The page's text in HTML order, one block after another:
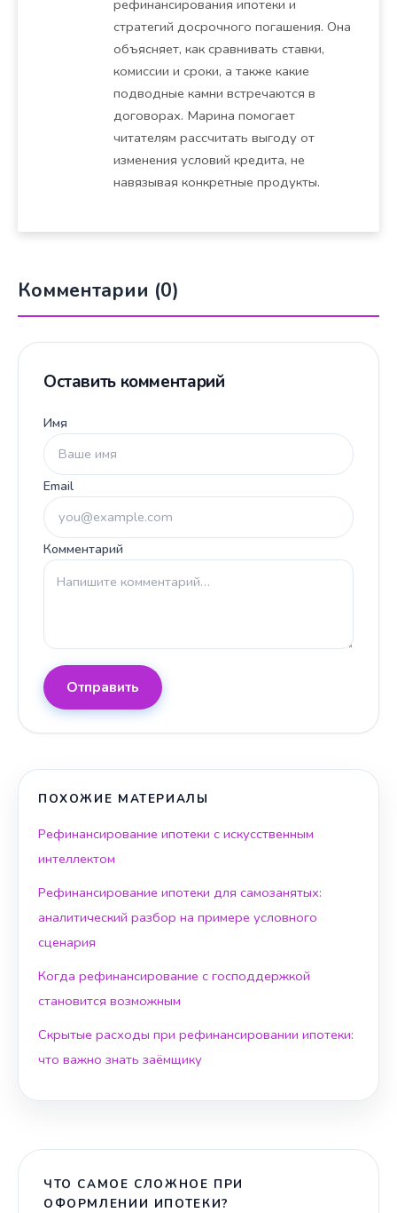
рефинансирования ипотеки и
стратегий досрочного погашения. Она
объясняет, как сравнивать ставки,
комиссии и сроки, а также какие
подводные камни встречаются в
договорах. Марина помогает
читателям рассчитать выгоду от
изменения условий кредита, не
навязывая конкретные продукты.
Комментарии (0)
Оставить комментарий
Имя
Email
Комментарий
Отправить
ПОХОЖИЕ МАТЕРИАЛЫ
Рефинансирование ипотеки с искусственным
интеллектом
Рефинансирование ипотеки для самозанятых:
аналитический разбор на примере условного
сценария
Когда рефинансирование с господдержкой
становится возможным
Скрытые расходы при рефинансировании ипотеки:
что важно знать заёмщику
ЧТО САМОЕ СЛОЖНОЕ ПРИ
ОФОРМЛЕНИИ ИПОТЕКИ?